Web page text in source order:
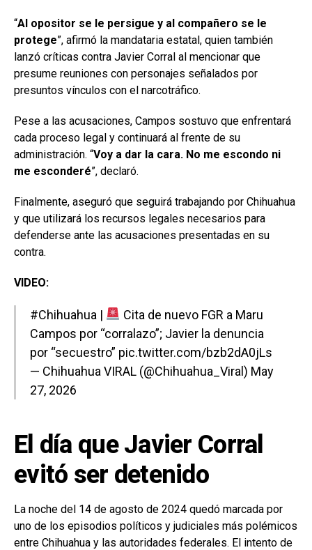
“Al opositor se le persigue y al compañero se le
protege”, afirmó la mandataria estatal, quien también
lanzó críticas contra Javier Corral al mencionar que
presume reuniones con personajes señalados por
presuntos vínculos con el narcotráfico.
Pese a las acusaciones, Campos sostuvo que enfrentará
cada proceso legal y continuará al frente de su
administración. “Voy a dar la cara. No me escondo ni
me esconderé”, declaró.
Finalmente, aseguró que seguirá trabajando por Chihuahua
y que utilizará los recursos legales necesarios para
defenderse ante las acusaciones presentadas en su
contra.
VIDEO:
#Chihuahua |
Cita de nuevo FGR a Maru
Campos por “corralazo”; Javier la denuncia
por “secuestro” pic.twitter.com/bzb2dA0jLs
— Chihuahua VIRAL (@Chihuahua_Viral) May
27, 2026
El día que Javier Corral
evitó ser detenido
La noche del 14 de agosto de 2024 quedó marcada por
uno de los episodios políticos y judiciales más polémicos
entre Chihuahua y las autoridades federales. El intento de